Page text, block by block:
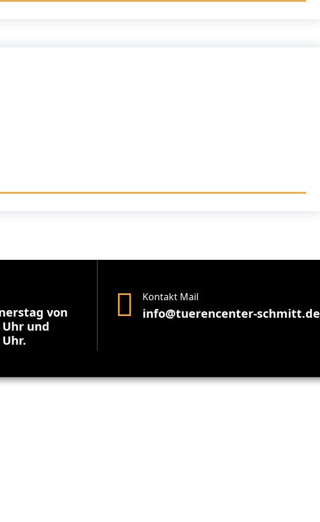
von
Uhr und
Kontakt Mail
info@tuerencenter-schmitt.de